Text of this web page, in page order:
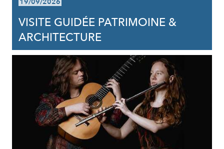
VISITE GUIDÉE PATRIMOINE &
ARCHITECTURE